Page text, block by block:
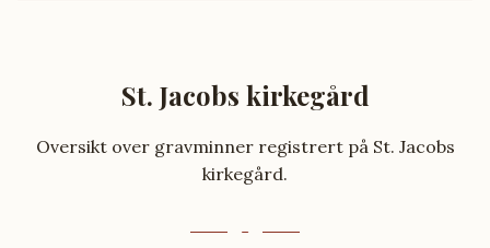
St. Jacobs kirkegård
Oversikt over gravminner registrert på St. Jacobs
kirkegård.